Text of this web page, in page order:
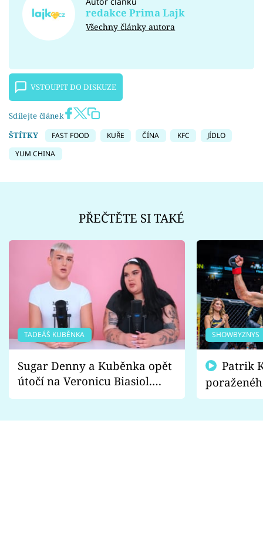
redakce Prima Lajk
Všechny články autora
VSTOUPIT DO DISKUZE
Sdílejte článek
ŠTÍTKY
FAST FOOD KUŘE ČÍNA KFC
JÍDLO
YUM CHINA
PŘEČTĚTE SI TAKÉ
TADEÁŠ KUBĚNKA
Sugar Denny a Kuběnka opět
útočí na Veronicu Biasiol.
Proč je podle nich falešná a
SHOWBYZNYS
fanoušci